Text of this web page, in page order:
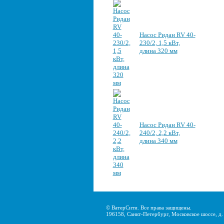
Насос Ридан RV 40-
230/2, 1,5 кВт,
длина 320 мм
Насос Ридан RV 40-
240/2, 2,2 кВт,
длина 340 мм
© ВатерСити. Все права защищены.
196158, Санкт-Петербург, Московское шоссе,